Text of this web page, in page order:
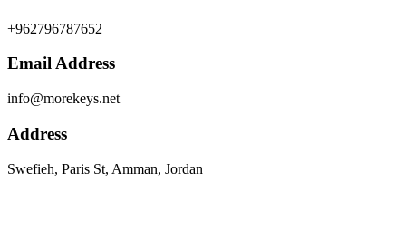
+962796787652
Email Address
info@morekeys.net
Address
Swefieh, Paris St, Amman, Jordan